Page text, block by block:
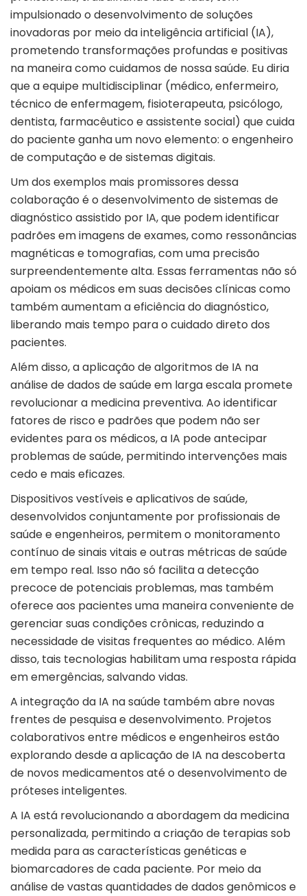
impulsionado o desenvolvimento de soluções
inovadoras por meio da inteligência artificial (IA),
prometendo transformações profundas e positivas
na maneira como cuidamos de nossa saúde. Eu diria
que a equipe multidisciplinar (médico, enfermeiro,
técnico de enfermagem, fisioterapeuta, psicólogo,
dentista, farmacêutico e assistente social) que cuida
do paciente ganha um novo elemento: o engenheiro
de computação e de sistemas digitais.
Um dos exemplos mais promissores dessa
colaboração é o desenvolvimento de sistemas de
diagnóstico assistido por IA, que podem identificar
padrões em imagens de exames, como ressonâncias
magnéticas e tomografias, com uma precisão
surpreendentemente alta. Essas ferramentas não só
apoiam os médicos em suas decisões clínicas como
também aumentam a eficiência do diagnóstico,
liberando mais tempo para o cuidado direto dos
pacientes.
Além disso, a aplicação de algoritmos de IA na
análise de dados de saúde em larga escala promete
revolucionar a medicina preventiva. Ao identificar
fatores de risco e padrões que podem não ser
evidentes para os médicos, a IA pode antecipar
problemas de saúde, permitindo intervenções mais
cedo e mais eficazes.
Dispositivos vestíveis e aplicativos de saúde,
desenvolvidos conjuntamente por profissionais de
saúde e engenheiros, permitem o monitoramento
contínuo de sinais vitais e outras métricas de saúde
em tempo real. Isso não só facilita a detecção
precoce de potenciais problemas, mas também
oferece aos pacientes uma maneira conveniente de
gerenciar suas condições crônicas, reduzindo a
necessidade de visitas frequentes ao médico. Além
disso, tais tecnologias habilitam uma resposta rápida
em emergências, salvando vidas.
A integração da IA na saúde também abre novas
frentes de pesquisa e desenvolvimento. Projetos
colaborativos entre médicos e engenheiros estão
explorando desde a aplicação de IA na descoberta
de novos medicamentos até o desenvolvimento de
próteses inteligentes.
A IA está revolucionando a abordagem da medicina
personalizada, permitindo a criação de terapias sob
medida para as características genéticas e
biomarcadores de cada paciente. Por meio da
análise de vastas quantidades de dados genômicos e